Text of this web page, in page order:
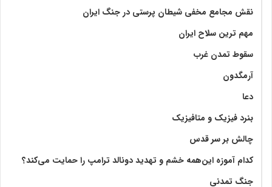
نقش مجامع مخفی شیطان پرستی در جنگ ایران
مهم ترین سلاح ایران
سقوط تمدن غرب
آرمگدون
دعا
بنرد فیزیک و متافیزیک
چالش بر سر قدس
کدام آموزه این‌همه خشم و تهدید دونالد ترامپ را حمایت می‌کند؟
جنگ تمدنی